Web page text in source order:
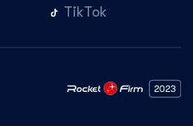
TikTok